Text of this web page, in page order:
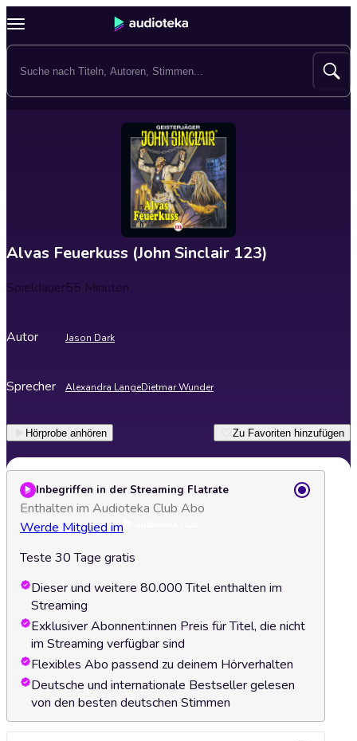
Alvas Feuerkuss (John Sinclair 123)
Spieldauer55 Minuten
Autor Jason Dark
Sprecher Alexandra LangeDietmar Wunder
Hörprobe anhören Zu Favoriten hinzufügen
Inbegriffen in der Streaming Flatrate
Enthalten im Audioteka Club Abo
Werde Mitglied im
Teste 30 Tage gratis
Dieser und weitere 80.000 Titel enthalten im
Streaming
Exklusiver Abonnent:innen Preis für Titel, die nicht
im Streaming verfügbar sind
Flexibles Abo passend zu deinem Hörverhalten
Deutsche und internationale Bestseller gelesen
von den besten deutschen Stimmen